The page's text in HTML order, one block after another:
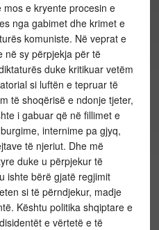
e kryente procesin e
nga gabimet dhe krimet e
komuniste. Në veprat e
në sy përpjekja për të
duke kritikuar vetëm
si luftën e tepruar të
të shoqërisë e ndonje tjeter,
i gabuar që në fillimet e
internime pa gjyq,
të njeriut. Dhe më
duke u përpjekur të
ishte bërë gjatë regjimit
si të përndjekur, madje
Kështu politika shqiptare e
e vërtetë e të